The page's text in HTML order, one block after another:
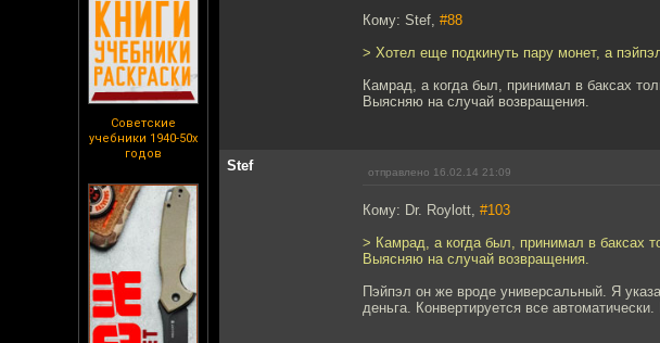
Советские
учебники 1940-50х
годов
Кому: Stef, #88
> Хотел еще подкинуть пару монет, а
Камрад, а когда был, принимал в баксах
Выясняю на случай возвращения.
Stef отправлено 16.02.14 21:09
Кому: Dr. Roylott, #103
> Камрад, а когда был, принимал в баксах
Выясняю на случай возвращения.
Пэйпэл он же вроде универсальный. Я
деньга. Конвертируется все